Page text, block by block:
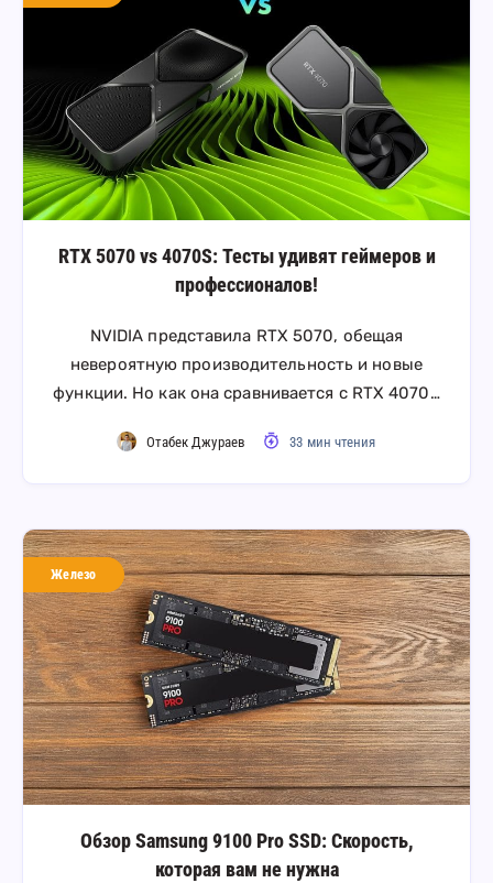
RTX 5070 vs 4070S: Тесты удивят геймеров и
профессионалов!
NVIDIA представила RTX 5070, обещая
невероятную производительность и новые
функции. Но как она сравнивается с RTX 4070…
Отабек Джураев 33 мин чтения
Железо
Обзор Samsung 9100 Pro SSD: Скорость,
которая вам не нужна